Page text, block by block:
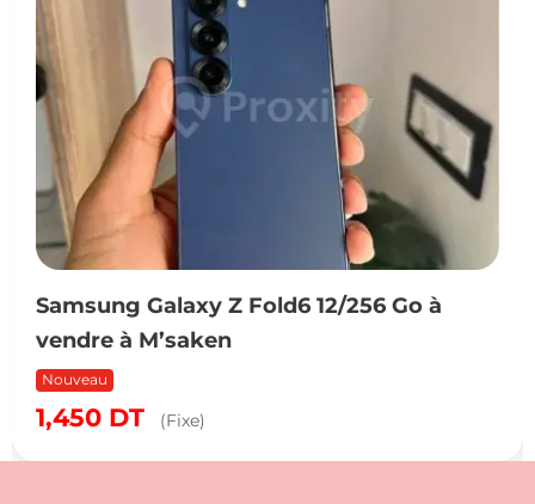
Samsung Galaxy Z Fold6 12/256 Go à
vendre à M’saken
Nouveau
1,450 DT (Fixe)